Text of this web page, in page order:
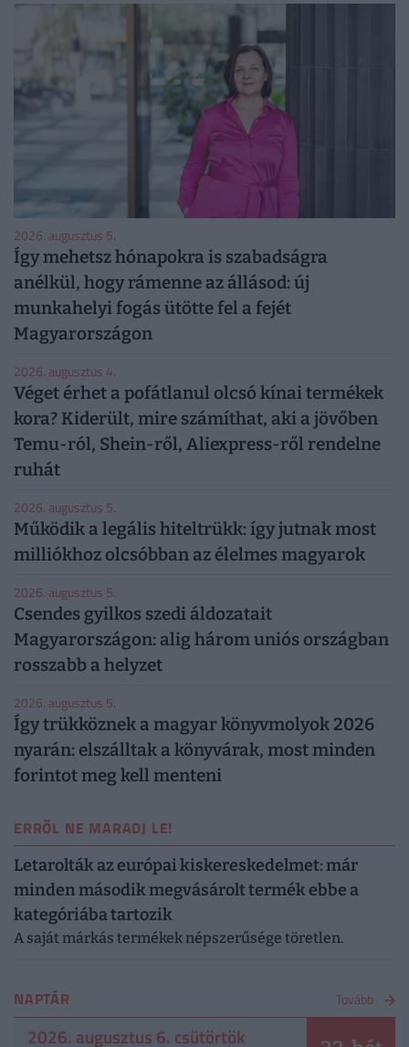
2026. augusztus 5.
Így mehetsz hónapokra is szabadságra
anélkül, hogy rámenne az állásod: új
munkahelyi fogás ütötte fel a fejét
Magyarországon
2026. augusztus 4.
Véget érhet a pofátlanul olcsó kínai termékek
kora? Kiderült, mire számíthat, aki a jövőben
Temu-ról, Shein-ről, Aliexpress-ről rendelne
ruhát
2026. augusztus 5.
Működik a legális hiteltrükk: így jutnak most
milliókhoz olcsóbban az élelmes magyarok
2026. augusztus 5.
Csendes gyilkos szedi áldozatait
Magyarországon: alig három uniós országban
rosszabb a helyzet
2026. augusztus 5.
Így trükköznek a magyar könyvmolyok 2026
nyarán: elszálltak a könyvárak, most minden
forintot meg kell menteni
ERRŐL NE MARADJ LE!
Letarolták az európai kiskereskedelmet: már
minden második megvásárolt termék ebbe a
kategóriába tartozik
A saját márkás termékek népszerűsége töretlen.
NAPTÁR Tovább
2026. augusztus 6. csütörtök